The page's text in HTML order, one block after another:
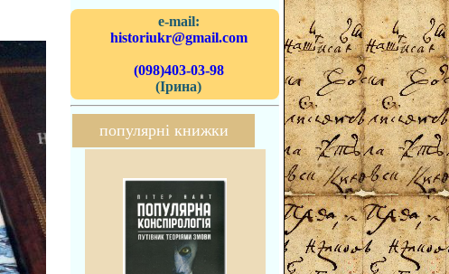
e-mail:
historiukr@gmail.com
(098)403-03-98
(Ірина)
популярні книжки